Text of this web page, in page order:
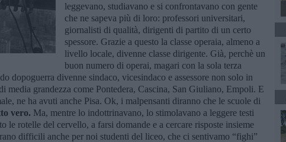
leggevano, studiavano e si confrontavano con gente
che ne sapeva più di loro: professori universitari,
giornalisti di qualità, dirigenti di partito di un certo
spessore. Grazie a questo la classe operaia, almeno a
livello locale, divenne classe dirigente. Già, perchè un
buon numero di operai, magari con la sola terza
dopoguerra divenne sindaco, vicesindaco e assessore non solo in
grandezza come Pontedera, Cascina, San Giuliano, Empoli. E
ne ha avuti anche Pisa. Ok, i malpensanti diranno che le scuole di
vero. Ma, mentre lo indottrinavano, lo stimolavano a leggere testi
le rotelle del cervello, a farsi domande e a cercare risposte insieme
difficili anche per noi studenti del liceo, che ci sentivamo “fighi”